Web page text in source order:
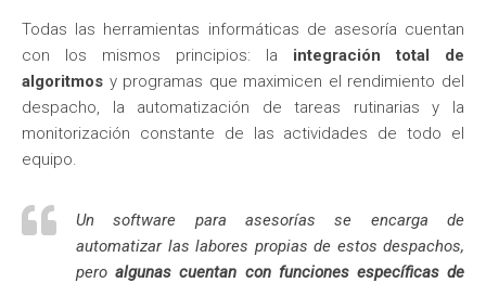
Todas las herramientas informáticas de asesoría cuentan
con los mismos principios: la integración total de
algoritmos y programas que maximicen el rendimiento del
despacho, la automatización de tareas rutinarias y la
monitorización constante de las actividades de todo el
equipo.
Un software para asesorías se encarga de
automatizar las labores propias de estos despachos,
peroalgunas cuentan con funciones específicas de